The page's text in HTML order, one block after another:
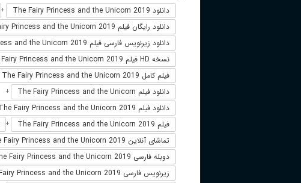
دانلود The Fairy Princess and the Unicorn 2019 +
دانلود رایگان فیلم The Fairy Princess and the Unicorn 2019
دانلود زیرنویس فارسی فیلم The Fairy Princess and the Unicorn 2019
نسخه HD فیلم The Fairy Princess and the Unicorn 2019
فیلم کامل The Fairy Princess and the Unicorn 2019
دانلود فیلم The Fairy Princess and the Unicorn +
دانلود فیلم The Fairy Princess and the Unicorn 2019 لینک مستقیم
فیلم The Fairy Princess and the Unicorn 2019 +
تماشای آنلاین The Fairy Princess and the Unicorn 2019
دوبله فارسی The Fairy Princess and the Unicorn 2019
زیرنویس فارسی The Fairy Princess and the Unicorn 2019